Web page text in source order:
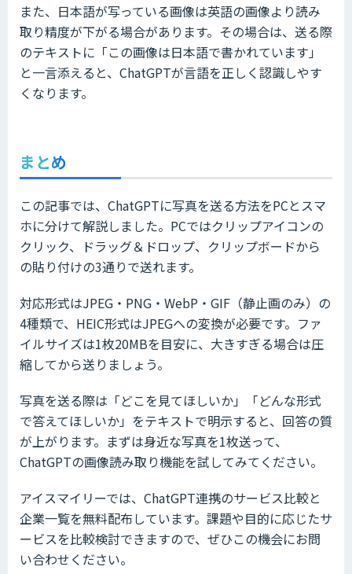
また、日本語が写っている画像は英語の画像より読み
取り精度が下がる場合があります。その場合は、送る際
のテキストに「この画像は日本語で書かれています」
と一言添えると、ChatGPTが言語を正しく認識しやす
くなります。
まとめ
この記事では、ChatGPTに写真を送る方法をPCとスマ
ホに分けて解説しました。PCではクリップアイコンの
クリック、ドラッグ＆ドロップ、クリップボードから
の貼り付けの3通りで送れます。
対応形式はJPEG・PNG・WebP・GIF（静止画のみ）の
4種類で、HEIC形式はJPEGへの変換が必要です。ファ
イルサイズは1枚20MBを目安に、大きすぎる場合は圧
縮してから送りましょう。
写真を送る際は「どこを見てほしいか」「どんな形式
で答えてほしいか」をテキストで明示すると、回答の質
が上がります。まずは身近な写真を1枚送って、
ChatGPTの画像読み取り機能を試してみてください。
アイスマイリーでは、ChatGPT連携のサービス比較と
企業一覧を無料配布しています。課題や目的に応じたサ
ービスを比較検討できますので、ぜひこの機会にお問
い合わせください。